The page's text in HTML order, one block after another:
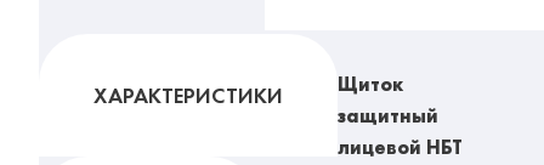
ХАРАКТЕРИСТИКИ
Щиток
защитный
лицевой НБТ